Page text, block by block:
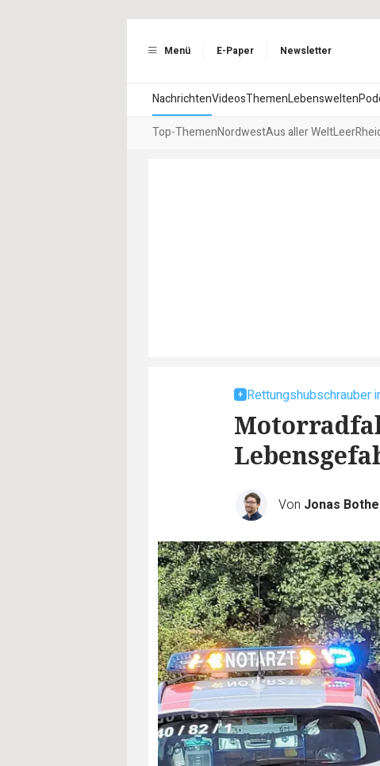
Menü E-Paper Newsletter
NachrichtenVideosThemenLebenswelten
Top-ThemenNordwestAus aller WeltLeer
Rettungshubschrauber
Von Jonas Bothe